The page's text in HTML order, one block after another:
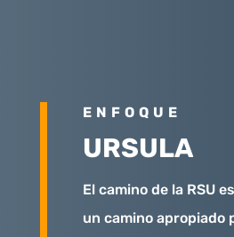
ENFOQUE
URSULA
El camino de la RSU
un camino apropiado